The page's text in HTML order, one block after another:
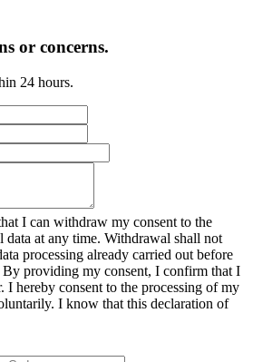
or concerns.
24 hours.
I can withdraw my consent to the
data at any time. Withdrawal shall not
processing already carried out before
providing my consent, I confirm that I
I hereby consent to the processing of my
I know that this declaration of